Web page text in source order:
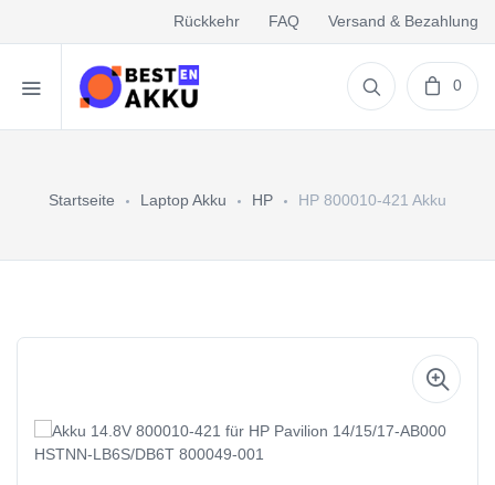
Rückkehr FAQ Versand & Bezahlung
0
Startseite Laptop Akku HP HP 800010-421 Akku